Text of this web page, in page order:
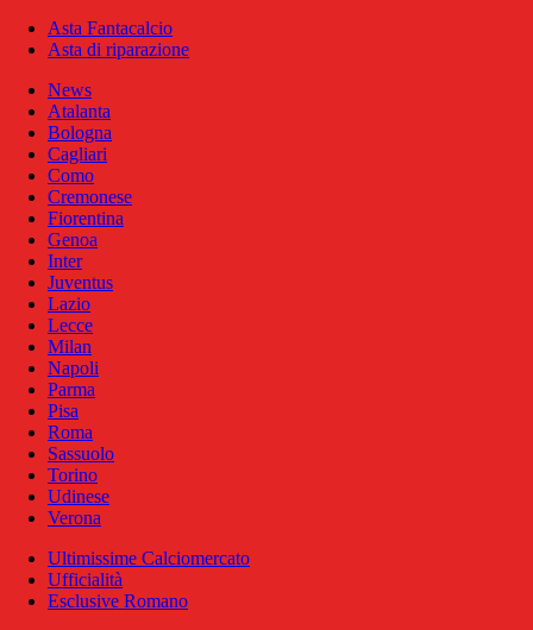
Asta Fantacalcio
Asta di riparazione
News
Atalanta
Bologna
Cagliari
Como
Cremonese
Fiorentina
Genoa
Inter
Juventus
Lazio
Lecce
Milan
Napoli
Parma
Pisa
Roma
Sassuolo
Torino
Udinese
Verona
Ultimissime Calciomercato
Ufficialità
Esclusive Romano